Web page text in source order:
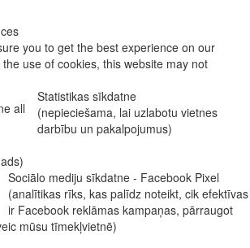
you to get the best experience on our
use of cookies, this website may not
all
Statistikas sīkdatne
(nepieciešama, lai uzlabotu vietnes
darbību un pakalpojumus)
Sociālo mediju sīkdatne - Facebook Pixel
(analītikas rīks, kas palīdz noteikt, cik efektīvas
ir Facebook reklāmas kampaņas, pārraugot
mūsu tīmekļvietnē)